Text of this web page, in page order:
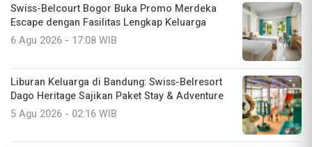
Swiss-Belcourt Bogor Buka Promo Merdeka
Escape dengan Fasilitas Lengkap Keluarga
6 Agu 2026 - 17:08 WIB
Liburan Keluarga di Bandung: Swiss-Belresort
Dago Heritage Sajikan Paket Stay & Adventure
5 Agu 2026 - 02:16 WIB